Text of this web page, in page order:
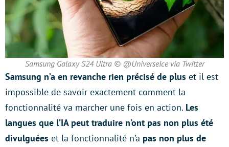
Samsung Galaxy S24 Ultra © @UniverseIce via Twitter
Samsung n’a en revanche rien précisé de plus et il est
impossible de savoir exactement comment la
fonctionnalité va marcher une fois en action. Les
langues que l’IA peut traduire n’ont pas non plus été
divulguées et la fonctionnalité n’a pas non plus de